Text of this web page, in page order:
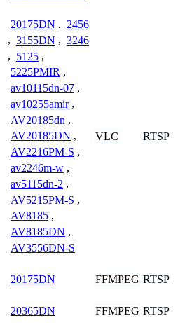
20175DN , 2456
, 3155DN , 3246
, 5125 ,
5225PMIR ,
av10115dn-07 ,
av10255amir ,
AV20185dn ,
AV20185DN ,
AV2216PM-S ,
av2246m-w ,
av5115dn-2 ,
AV5215PM-S ,
AV8185 ,
AV8185DN ,
AV3556DN-S
VLC RTSP
20175DN FFMPEG RTSP
20365DN FFMPEG RTSP